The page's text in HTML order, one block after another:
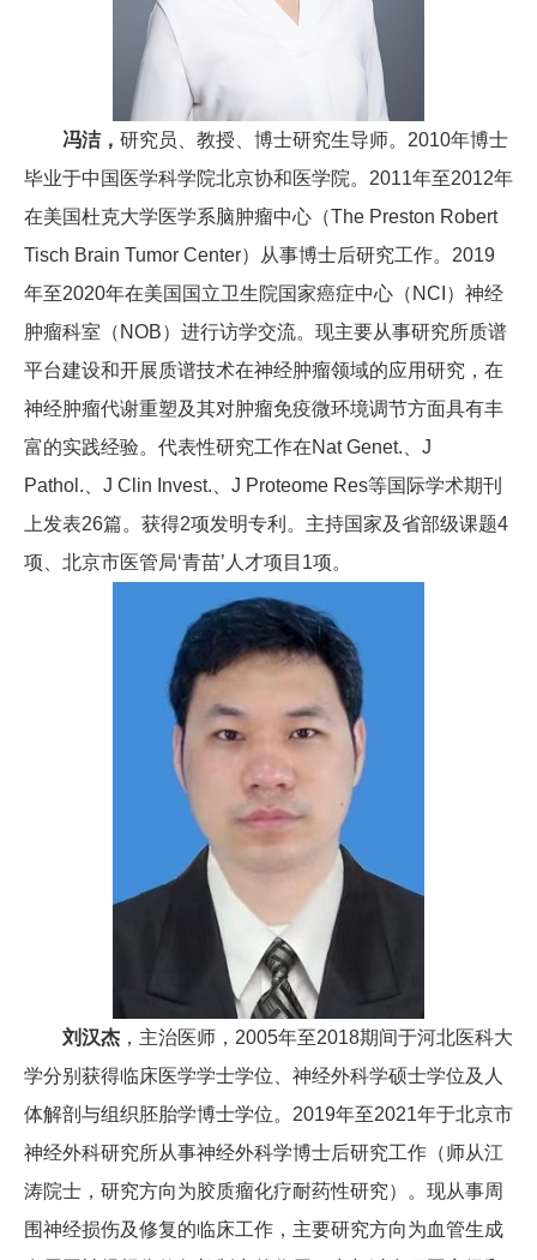
冯洁， 研究员、教授、博士研究生导师。2010年博士
毕业于中国医学科学院北京协和医学院。2011年至2012年
在美国杜克大学医学系脑肿瘤中心（The Preston Robert
Tisch Brain Tumor Center）从事博士后研究工作。2019
年至2020年在美国国立卫生院国家癌症中心（NCI）神经
肿瘤科室（NOB）进行访学交流。现主要从事研究所质谱
平台建设和开展质谱技术在神经肿瘤领域的应用研究，在
神经肿瘤代谢重塑及其对肿瘤免疫微环境调节方面具有丰
富的实践经验。代表性研究工作在Nat Genet.、J
Pathol.、J Clin Invest.、J Proteome Res等国际学术期刊
上发表26篇。获得2项发明专利。主持国家及省部级课题4
项、北京市医管局‘青苗’人才项目1项。
刘汉杰 ，主治医师，2005年至2018期间于河北医科大
学分别获得临床医学学士学位、神经外科学硕士学位及人
体解剖与组织胚胎学博士学位。2019年至2021年于北京市
神经外科研究所从事神经外科学博士后研究工作（师从江
涛院士，研究方向为胶质瘤化疗耐药性研究）。现从事周
围神经损伤及修复的临床工作，主要研究方向为血管生成